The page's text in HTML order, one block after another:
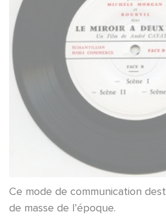
Ce mode de communication
de masse de l’époque.